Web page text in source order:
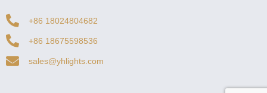
+86 18024804682
+86 18675598536
sales@yhlights.com